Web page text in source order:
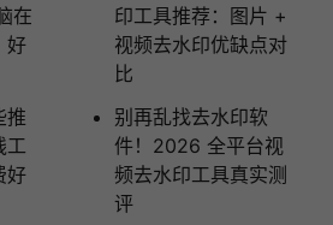
在
好
推
工
好
印工具推荐：图片 +
视频去水印优缺点对
比
别再乱找去水印软
件！2026 全平台视
频去水印工具真实测
评